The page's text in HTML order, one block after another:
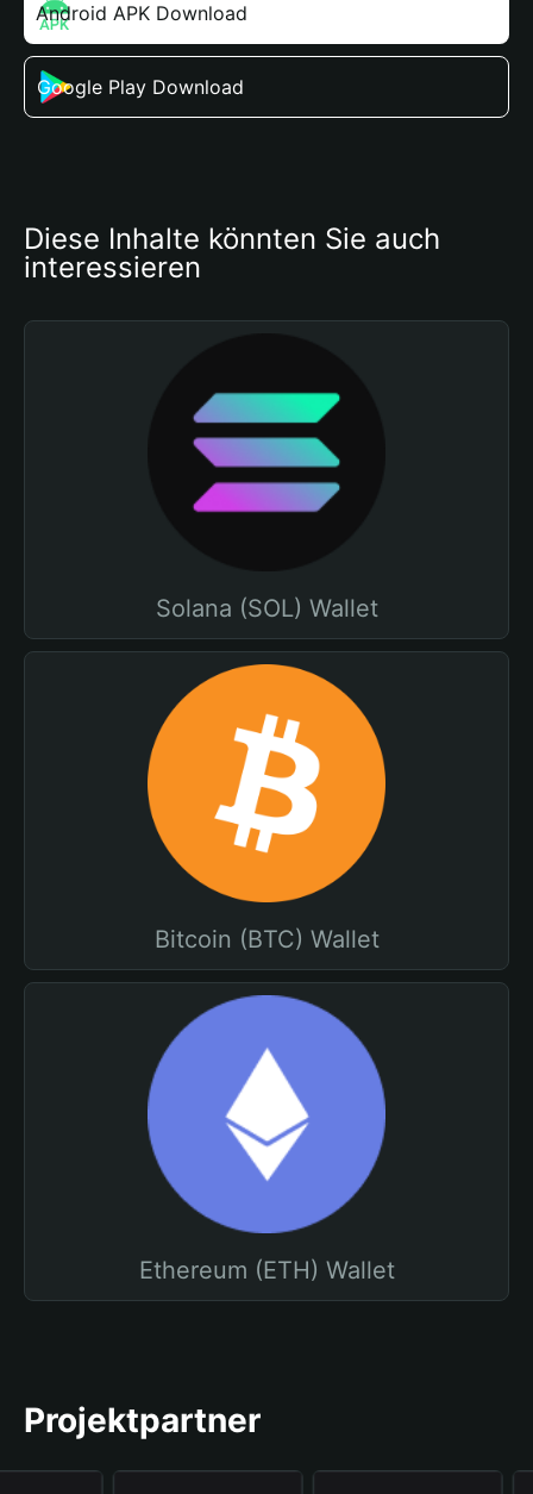
Android APK Download
Google Play Download
Diese Inhalte könnten Sie auch
interessieren
Solana (SOL) Wallet
Bitcoin (BTC) Wallet
Ethereum (ETH) Wallet
Projektpartner